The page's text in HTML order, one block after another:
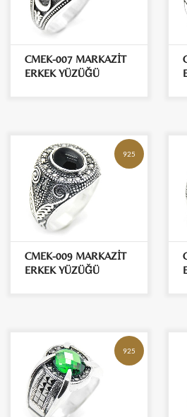
CMEK-007 MARKAZİT
ERKEK YÜZÜĞÜ
925
CMEK-009 MARKAZİT
ERKEK YÜZÜĞÜ
925